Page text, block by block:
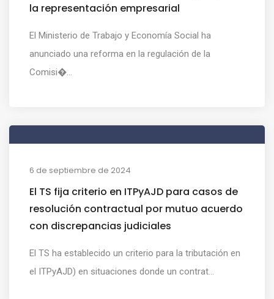
la representación empresarial
El Ministerio de Trabajo y Economía Social ha
anunciado una reforma en la regulación de la
Comisi�...
6 de septiembre de 2024
El TS fija criterio en ITPyAJD para casos de
resolución contractual por mutuo acuerdo
con discrepancias judiciales
El TS ha establecido un criterio para la tributación en
el ITPyAJD) en situaciones donde un contrat...